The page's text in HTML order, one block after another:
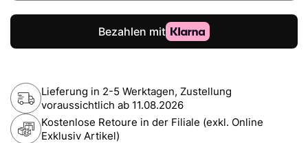
Lieferung in 2-5 Werktagen, Zustellung
voraussichtlich ab 11.08.2026
Kostenlose Retoure in der Filiale (exkl. Online
Exklusiv Artikel)